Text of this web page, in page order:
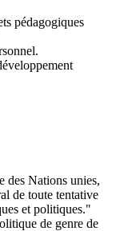
pédagogiques
des Nations unies,
de toute tentative
et politiques."
de genre de